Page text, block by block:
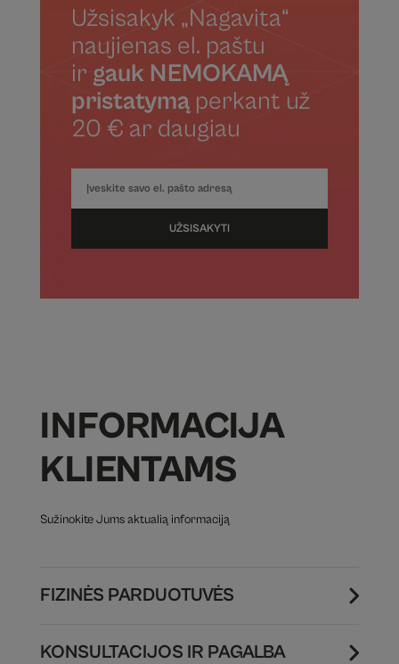
Užsisakyk „Nagavita“
naujienas el. paštu
ir gauk NEMOKAMĄ
pristatymąperkant už
20 € ar daugiau
UŽSISAKYTI
INFORMACIJA
KLIENTAMS
Sužinokite Jums aktualią informaciją
FIZINĖS PARDUOTUVĖS
KONSULTACIJOS IR PAGALBA